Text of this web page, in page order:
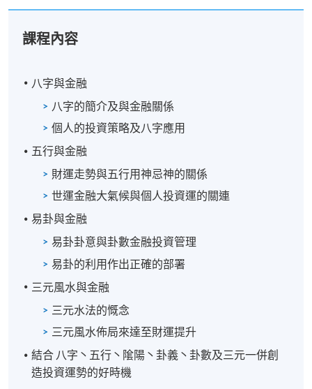
課程內容
八字與金融
八字的簡介及與金融關係
個人的投資策略及八字應用
五行與金融
財運走勢與五行用神忌神的關係
世運金融大氣候與個人投資運的關連
易卦與金融
易卦卦意與卦數金融投資管理
易卦的利用作出正確的部署
三元風水與金融
三元水法的慨念
三元風水佈局來達至財運提升
結合 八字丶五行丶隂陽丶卦義丶卦數及三元一併創
造投資運勢的好時機